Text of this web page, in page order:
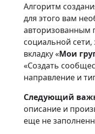
Алгоритм
для этого вам
авторизованным
социальной
вкладку «Мои
«Создать
направление и
Следующий
описание и
еще не